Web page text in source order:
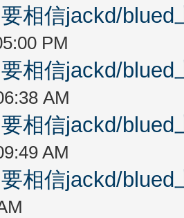
相信jackd/
PM
相信jackd/
AM
相信jackd/
AM
相信jackd/